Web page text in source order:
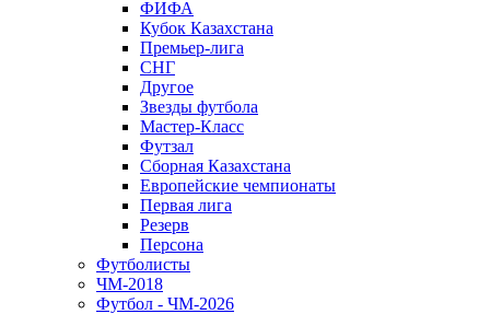
ФИФА
Кубок Казахстана
Премьер-лига
СНГ
Другое
Звезды футбола
Мастер-Класс
Футзал
Сборная Казахстана
Европейские чемпионаты
Первая лига
Резерв
Персона
Футболисты
ЧМ-2018
Футбол - ЧМ-2026